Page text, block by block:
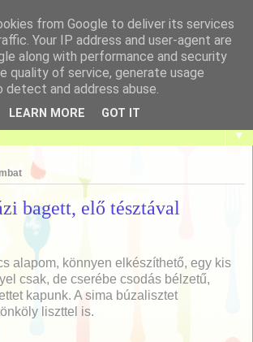
sütni!
▼
bagett, elő tésztával
alapom, könnyen elkészíthető, egy kis
csak, de cserébe csodás bélzetű,
kapunk. A sima búzalisztet
liszttel is.
from Google to deliver its services
Your IP address and user-agent are
along with performance and security
quality of service, generate usage
and address abuse.
LEARN MORE GOT IT